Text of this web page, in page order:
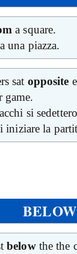
a square.
una piazza.
sat opposite
game.
si
iniziare la
BELOW
belowthe the